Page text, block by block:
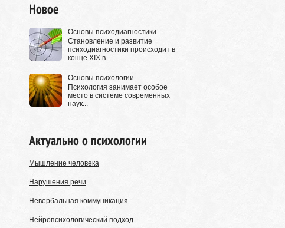
Новое
Основы психодиагностики
Становление и развитие
психодиагностики происходит в
конце XIX в.
Основы психологии
Психология занимает особое
место в системе современных
наук...
Актуально о психологии
Мышление человека
Нарушения речи
Невербальная коммуникация
Нейропсихологический подход